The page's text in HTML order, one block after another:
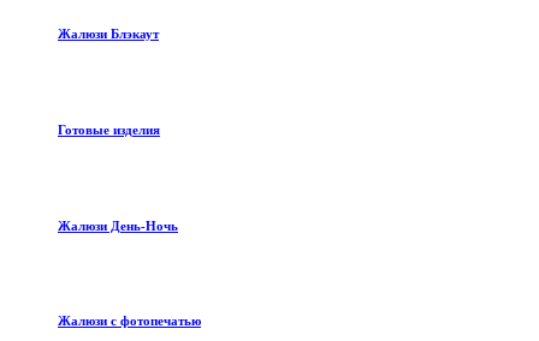
Жалюзи Блэкаут
Готовые изделия
Жалюзи День-Ночь
Жалюзи с фотопечатью